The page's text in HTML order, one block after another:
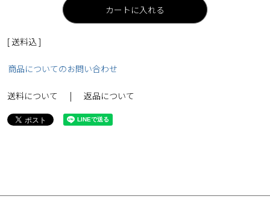
カートに入れる
送料込
商品についてのお問い合わせ
送料について 返品について